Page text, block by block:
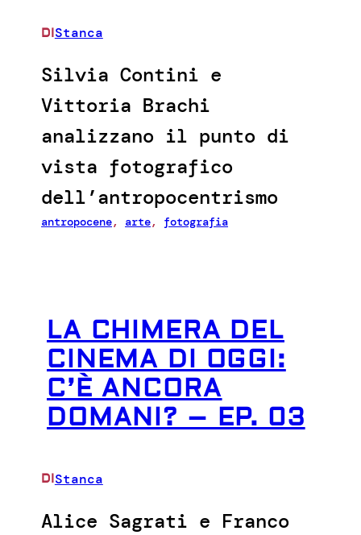
DIStanca
Silvia Contini e
Vittoria Brachi
analizzano il punto di
vista fotografico
dell’antropocentrismo
antropocene, arte, fotografia
LA CHIMERA DEL
CINEMA DI OGGI:
C’È ANCORA
DOMANI? – EP. 03
DIStanca
Alice Sagrati e Franco